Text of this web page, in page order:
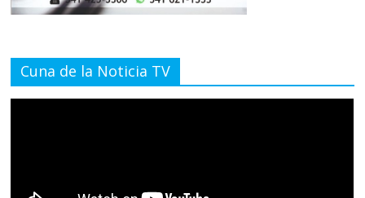
Cuna de la Noticia TV